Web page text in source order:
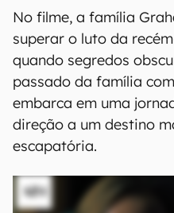
No filme, a família
superar o luto da
quando segredos
passado da família
embarca em uma
direção a um destino
escapatória.